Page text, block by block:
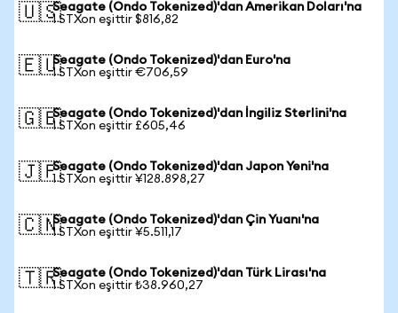
🇺🇸Seagate (Ondo Tokenized)'dan Amerikan Doları'na
1 STXon eşittir $816,82
🇪🇺Seagate (Ondo Tokenized)'dan Euro'na
1 STXon eşittir €706,59
🇬🇧Seagate (Ondo Tokenized)'dan İngiliz Sterlini'na
1 STXon eşittir £605,46
🇯🇵Seagate (Ondo Tokenized)'dan Japon Yeni'na
1 STXon eşittir ¥128.898,27
🇨🇳Seagate (Ondo Tokenized)'dan Çin Yuanı'na
1 STXon eşittir ¥5.511,17
🇹🇷Seagate (Ondo Tokenized)'dan Türk Lirası'na
1 STXon eşittir ₺38.960,27